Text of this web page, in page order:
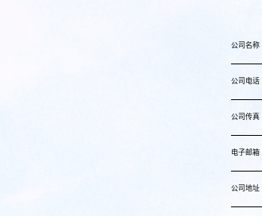
公司名称
公司电话
公司传真
电子邮箱
公司地址